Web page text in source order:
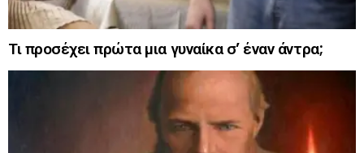
Τι προσέχει πρώτα μια γυναίκα σ’ έναν άντρα;